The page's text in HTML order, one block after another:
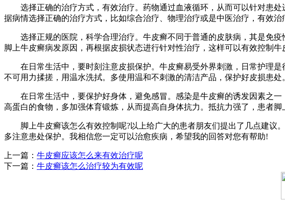
选择正确的治疗方式，有效治疗。药物通过血液循环，从而可以针对患处
据病情选择正确的治疗方式，比如综合治疗、物理治疗或是中医治疗，有效治
选择正规的医院，科学合理治疗。牛皮癣不同于普通的皮肤病，其是免疫
脚上牛皮癣病发原因，再根据皮损状态进行针对性治疗，这样可以有效控制牛
在日常生活中，要时刻注意皮损保护。牛皮癣易受外界刺激，日常护理是
不可用力揉搓，用温水洗拭。多使用温和不刺激的清洁产品，保护好皮损患处
在日常生活中，要保护好身体，避免感冒。感染是牛皮癣的诱发因素之一
高蛋白的食物，多加强体育锻炼，从而提高自身体抗力。抵抗力强了，患者
脚上牛皮癣该怎么有效控制呢?以上给广大的患者朋友们提出了几点建议
多注意患处保护。我相信您一定可以治愈疾病，希望我的回答对您有帮助!
上一篇： 牛皮癣应该怎么来有效治疗呢
下一篇： 牛皮癣该怎么治疗较为有效呢